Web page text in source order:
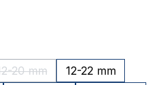
20 mm
(Diese Option ist zurzeit nicht
12-22 mm